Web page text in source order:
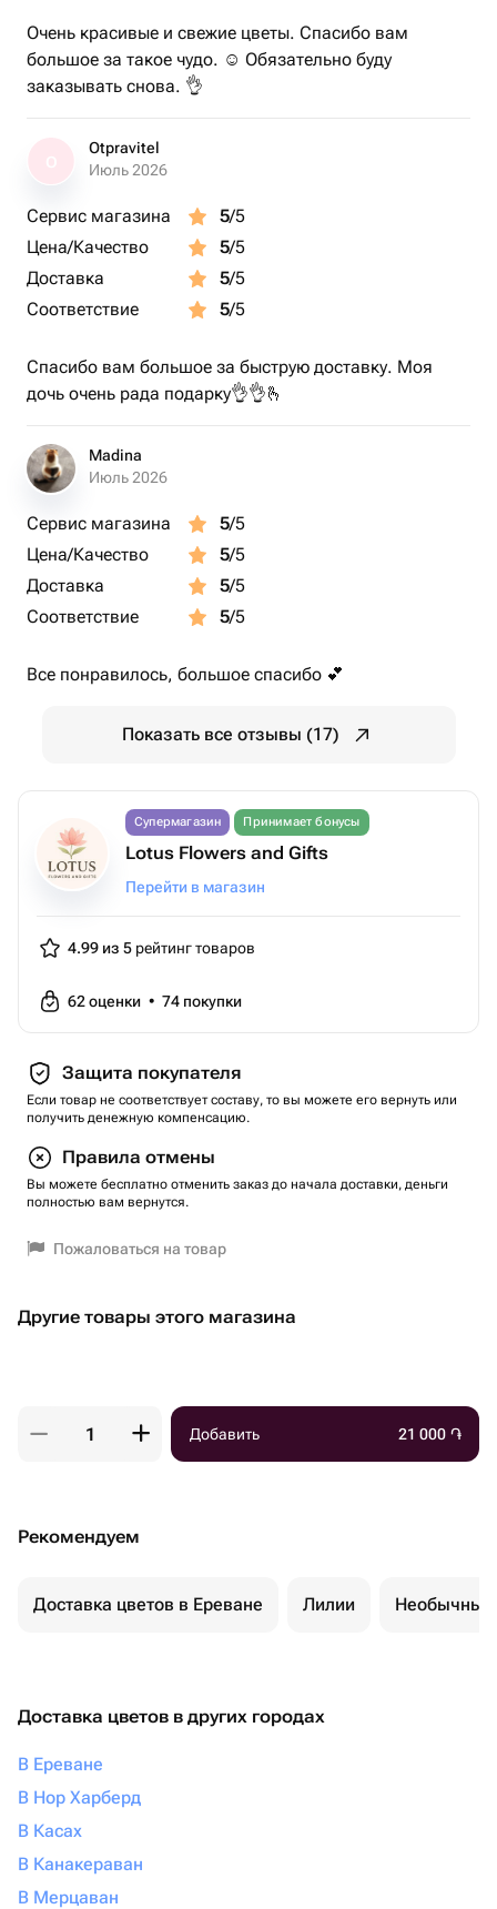
Очень красивые и свежие цветы. Спасибо вам
большое за такое чудо. ☺️ Обязательно буду
заказывать снова. 👌
Otpravitel
Июль 2026
Сервис магазина 5/5
Цена/Качество
5/5
Доставка
5/5
Соответствие
5/5
Спасибо вам большое за быструю доставку. Моя
дочь очень рада подарку👌👌🫰
Madina
Июль 2026
Сервис магазина 5/5
Цена/Качество
5/5
Доставка
5/5
Соответствие
5/5
Все понравилось, большое спасибо 💕
Показать все отзывы (17)
Супермагазин Принимает бонусы
Lotus Flowers and Gifts
Перейти в магазин
4.99 из 5 рейтинг товаров
62оценки • 74 покупки
Защита покупателя
Если товар не соответствует составу, то вы можете его вернуть или
получить денежную компенсацию.
Правила отмены
Вы можете бесплатно отменить заказ до начала доставки, деньги
полностью вам вернутся.
Пожаловаться на товар
Другие товары этого магазина
Добавить 21 000 ֏
Рекомендуем
Доставка цветов в Ереване Лилии Необычные
Доставка цветов в других городах
В Ереване
В Нор Харберд
В Касах
В Канакераван
В Мерцаван